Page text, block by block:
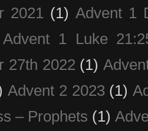
2021 (1) Advent 1
Advent 1 Luke
27th 2022 (1)
Advent 2 2023 (1)
– Prophets (1)